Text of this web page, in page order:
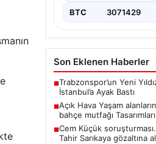
BTC 3071429
Son Eklenen Haberler
■Trabzonspor’un Yeni
İstanbul’a Ayak Bastı
■Açık Hava Yaşam
bahçe mutfağı Tasarımları
■Cem Küçük
Tahir Sarıkaya gözaltına